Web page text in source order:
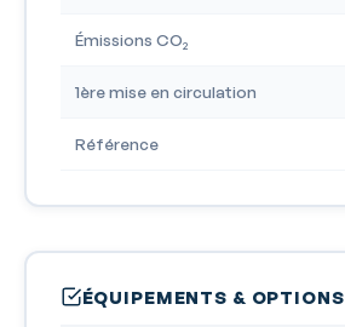
Émissions CO₂
1ère mise en circulation
Référence
ÉQUIPEMENTS & OPTIONS